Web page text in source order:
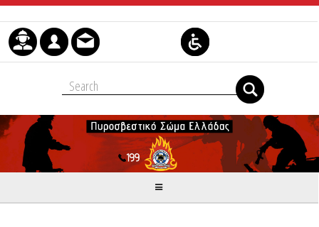
Μετάβαση στο περιεχόμενο